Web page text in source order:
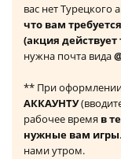
вас нет Турецкого
что вам
(акция
нужна почта вида
** При оформлении
АККАУНТУ
рабочее время в
нужные вам игры
нами утром.